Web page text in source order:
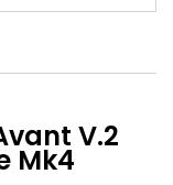
V.2
Mk4